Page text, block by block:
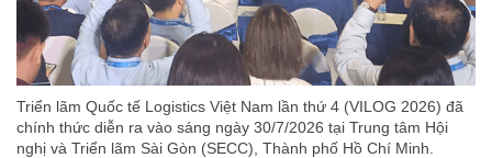
Triển lãm Quốc tế Logistics Việt Nam lần thứ 4 (VILOG 2026) đã
chính thức diễn ra vào sáng ngày 30/7/2026 tại Trung tâm Hội
nghị và Triển lãm Sài Gòn (SECC), Thành phố Hồ Chí Minh.